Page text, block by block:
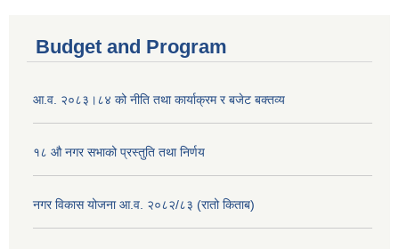
Budget and Program
आ.व. २०८३।८४ को नीति तथा कार्याक्रम र बजेट बक्तव्य
१८ औ नगर सभाको प्रस्तुति तथा निर्णय
नगर विकास योजना आ.व. २०८२/८३ (रातो किताब)